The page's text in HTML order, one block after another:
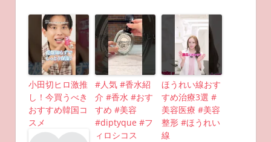
小田切ヒロ激推
し！今買うべき
おすすめ韓国コ
スメ
#人気 #香水紹
介 #香水 #おす
すめ #美容
#diptyque #フ
ィロシコス
ほうれい線おす
すめ治療3選 #
美容医療 #美容
整形 #ほうれい
線